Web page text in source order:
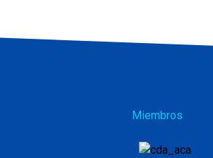
Miembros